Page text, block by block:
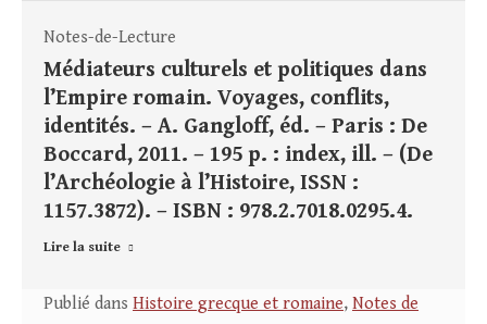
Notes-de-Lecture
Médiateurs culturels et politiques dans
l’Empire romain. Voyages, conflits,
identités. – A. Gangloff, éd. – Paris : De
Boccard, 2011. – 195 p. : index, ill. – (De
l’Archéologie à l’Histoire, ISSN :
1157.3872). – ISBN : 978.2.7018.0295.4.
Lire la suite
Publié dans Histoire grecque et romaine, Notes de